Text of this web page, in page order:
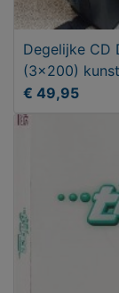
Degelijke CD
(3x200)
€ 49,95